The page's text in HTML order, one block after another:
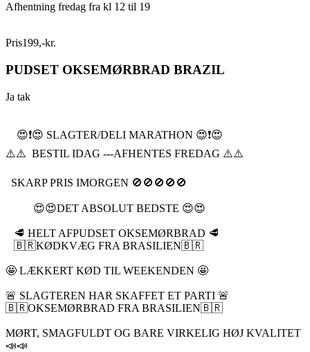
Afhentning fredag fra kl 12 til 19
Pris199,-kr.
PUDSET OKSEMØRBRAD BRAZIL
Ja tak
😍❗️😍 SLAGTER/DELI MARATHON 😍❗️😍
⚠️⚠️ BESTIL IDAG ---AFHENTES FREDAG ⚠️⚠️
SKARP PRIS IMORGEN 🚫🚫🚫🚫🚫
😍😍DET ABSOLUT BEDSTE 😍😍
🥩 HELT AFPUDSET OKSEMØRBRAD 🥩
🇧🇷KØDKVÆG FRA BRASILIEN🇧🇷
🤩 LÆKKERT KØD TIL WEEKENDEN 🤩
🚨 SLAGTEREN HAR SKAFFET ET PARTI 🚨
🇧🇷OKSEMØRBRAD FRA BRASILIEN🇧🇷
MØRT, SMAGFULDT OG BARE VIRKELIG HØJ KVALITET
📣📣